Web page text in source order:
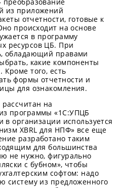
преобразование
из приложений
отчетности, готовые к
происходит на основе
в программу
ресурсов ЦБ. При
обладающий правами
какие компоненты
того, есть
формы отчетности и
для ознакомления.
на
программы «1C:УПЦБ
организации используется
XBRL для НПФ» все еще
разработано таким
для большинства
не нужно, фигурально
с бубном», чтобы
софтом: надо
систему из предложенного